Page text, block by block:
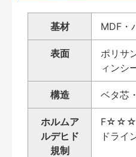
基材 MDF・
表面
ポリサ
ィンシ
構造 ベタ芯
ホルムア
ルデヒド
規制
F☆☆☆☆
ドライ